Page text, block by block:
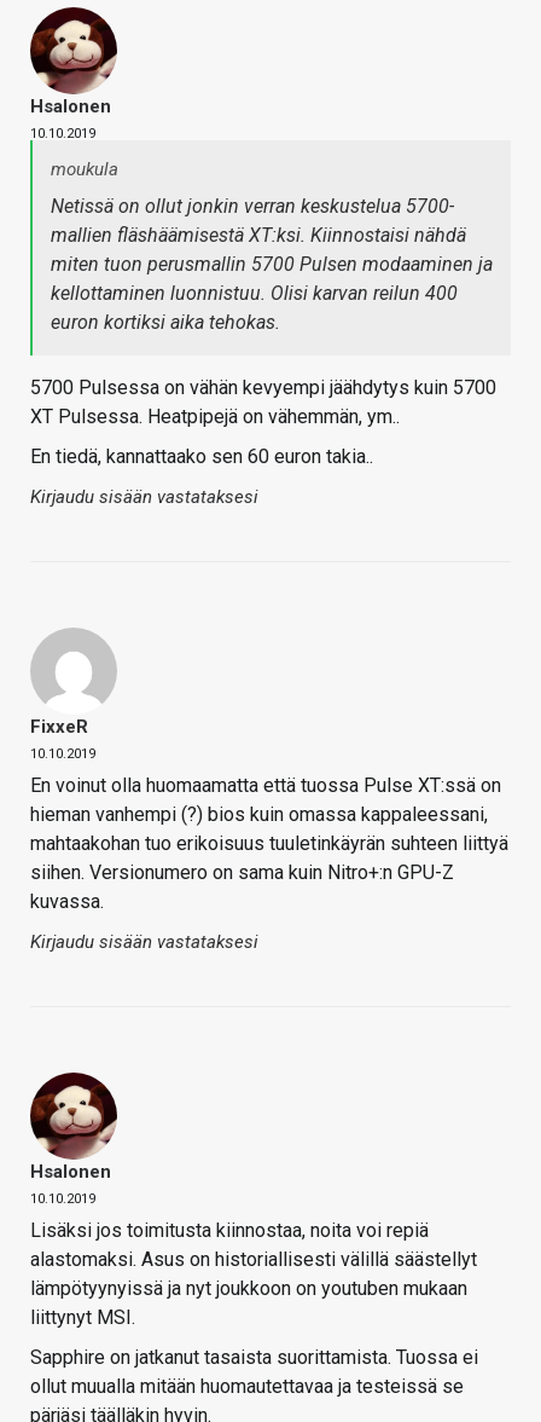
Hsalonen
10.10.2019
moukula
Netissä on ollut jonkin verran keskustelua 5700-
mallien fläshäämisestä XT:ksi. Kiinnostaisi nähdä
miten tuon perusmallin 5700 Pulsen modaaminen ja
kellottaminen luonnistuu. Olisi karvan reilun 400
euron kortiksi aika tehokas.
5700 Pulsessa on vähän kevyempi jäähdytys kuin 5700
XT Pulsessa. Heatpipejä on vähemmän, ym..
En tiedä, kannattaako sen 60 euron takia..
Kirjaudu sisään vastataksesi
FixxeR
10.10.2019
En voinut olla huomaamatta että tuossa Pulse XT:ssä on
hieman vanhempi (?) bios kuin omassa kappaleessani,
mahtaakohan tuo erikoisuus tuuletinkäyrän suhteen liittyä
siihen. Versionumero on sama kuin Nitro+:n GPU-Z
kuvassa.
Kirjaudu sisään vastataksesi
Hsalonen
10.10.2019
Lisäksi jos toimitusta kiinnostaa, noita voi repiä
alastomaksi. Asus on historiallisesti välillä säästellyt
lämpötyynyissä ja nyt joukkoon on youtuben mukaan
liittynyt MSI.
Sapphire on jatkanut tasaista suorittamista. Tuossa ei
ollut muualla mitään huomautettavaa ja testeissä se
pärjäsi täälläkin hyvin.